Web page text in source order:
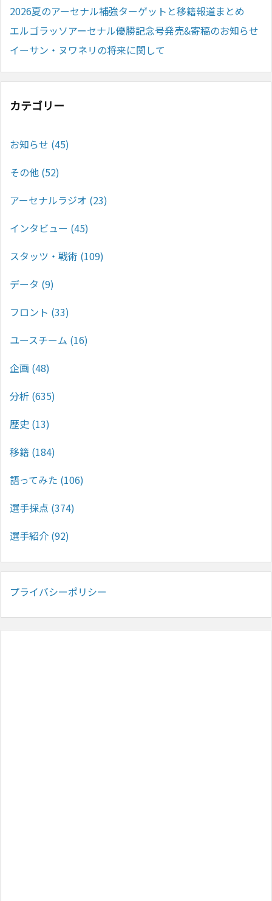
2026夏のアーセナル補強ターゲットと移籍報道まとめ
エルゴラッソアーセナル優勝記念号発売&寄稿のお知らせ
イーサン・ヌワネリの将来に関して
カテゴリー
お知らせ (45)
その他 (52)
アーセナルラジオ (23)
インタビュー (45)
スタッツ・戦術 (109)
データ (9)
フロント (33)
ユースチーム (16)
企画 (48)
分析 (635)
歴史 (13)
移籍 (184)
語ってみた (106)
選手採点 (374)
選手紹介 (92)
プライバシーポリシー